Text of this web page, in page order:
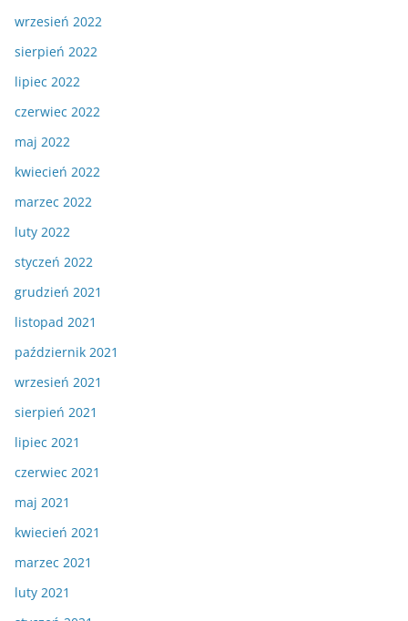
wrzesień 2022
sierpień 2022
lipiec 2022
czerwiec 2022
maj 2022
kwiecień 2022
marzec 2022
luty 2022
styczeń 2022
grudzień 2021
listopad 2021
październik 2021
wrzesień 2021
sierpień 2021
lipiec 2021
czerwiec 2021
maj 2021
kwiecień 2021
marzec 2021
luty 2021